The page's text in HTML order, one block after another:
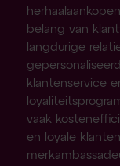
belang van
langdurige
klantenservice
vaak
en loyale